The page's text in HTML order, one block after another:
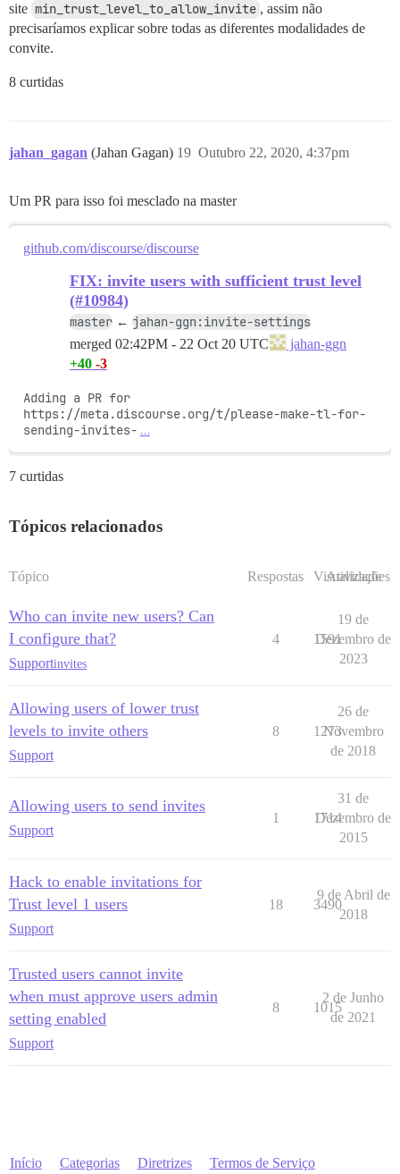
site min_trust_level_to_allow_invite , assim não
precisaríamos explicar sobre todas as diferentes modalidades de
convite.
8 curtidas
jahan_gagan (Jahan Gagan) Outubro 22, 2020, 4:37pm
19
Um PR para isso foi mesclado na master
github.com/discourse/discourse
FIX: invite users with sufficient trust level
(#10984)
master ← jahan-ggn:invite-settings
merged 02:42PM - 22 Oct 20 UTC
jahan-ggn
+40 -3
Adding a PR for
https://meta.discourse.org/t/please-make-tl-for-
sending-invites- …
7 curtidas
Tópicos relacionados
Tópico Respostas Visualizações
Atividade
Who can invite new users? Can
I configure that?
Supportinvites
4 1591
19 de
Dezembro de
2023
Allowing users of lower trust
levels to invite others
Support
8 1273
26 de
Novembro
de 2018
Allowing users to send invites
Support
1 1714
31 de
Dezembro de
2015
Hack to enable invitations for
Trust level 1 users
Support
18 3490
9 de Abril de
2018
Trusted users cannot invite
when must approve users admin
setting enabled
Support
8 1015
2 de Junho
de 2021
Início Categorias Diretrizes Termos de Serviço